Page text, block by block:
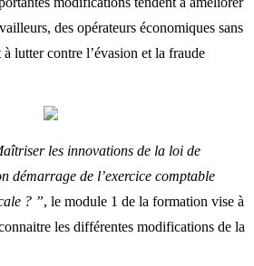
des opérateurs économiques sans
lutter contre l’évasion et la fraude
les innovations de la loi de
démarrage de l’exercice comptable
? ”, le module 1 de la formation vise à
les différentes modifications de la